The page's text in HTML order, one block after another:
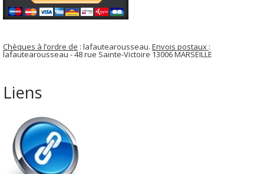
Chèques à l’ordre de : lafautearousseau. Envois postaux :
lafautearousseau - 48 rue Sainte-Victoire 13006 MARSEILLE
Liens